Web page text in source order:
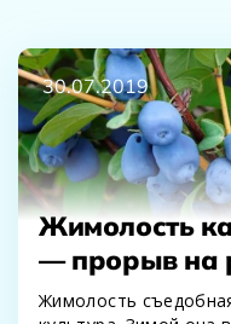
30.07.2019
Жимолость
— прорыв на
Жимолость